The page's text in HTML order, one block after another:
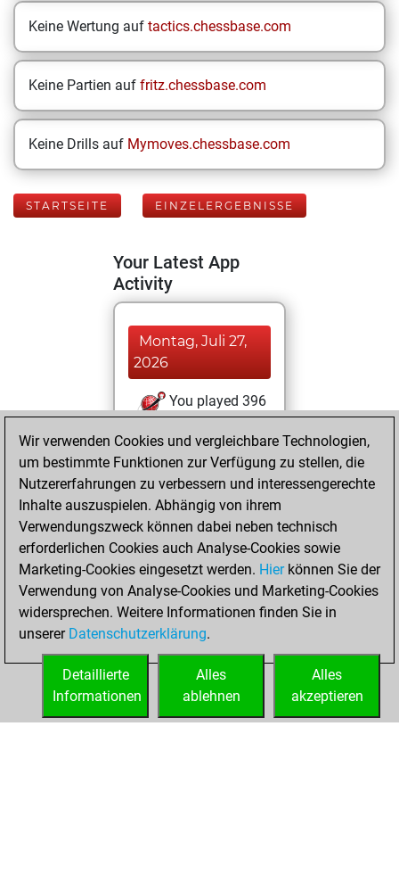
Keine Wertung auf tactics.chessbase.com
Keine Partien auf fritz.chessbase.com
Keine Drills auf Mymoves.chessbase.com
STARTSEITE EINZELERGEBNISSE
Your Latest App
Activity
Montag, Juli 27,
2026
You played 396
You scored
+258 =30 -108 in
blitz
Dienstag, Juni 9,
2026
You played 4
bullet games
Play
You scored +3
=0 -1 in bullet
Wir verwenden Cookies und vergleichbare Technologien,
um bestimmte Funktionen zur Verfügung zu stellen, die
Nutzererfahrungen zu verbessern und interessengerechte
Inhalte auszuspielen. Abhängig von ihrem
Verwendungszweck können dabei neben technisch
erforderlichen Cookies auch Analyse-Cookies sowie
Marketing-Cookies eingesetzt werden. Hierkönnen Sie der
Verwendung von Analyse-Cookies und Marketing-Cookies
widersprechen. Weitere Informationen finden Sie in
unserer Datenschutzerklärung.
Alles
akzeptieren
Alles
ablehnen
Detaillierte
Informationen